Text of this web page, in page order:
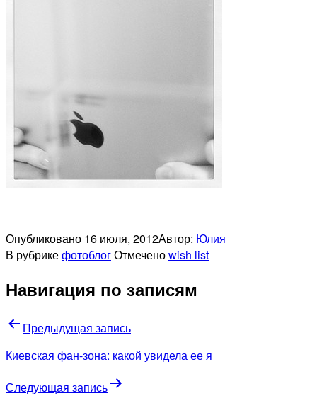
Опубликовано 16 июля, 2012Автор: Юлия
В рубрикефотоблогОтмеченоwish list
Навигация по записям
Предыдущая запись
Киевская фан-зона: какой увидела ее я
Следующая запись